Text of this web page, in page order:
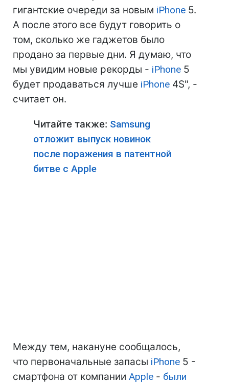
гигантские очереди за новым iPhone 5.
А после этого все будут говорить о
том, сколько же гаджетов было
продано за первые дни. Я думаю, что
мы увидим новые рекорды - iPhone 5
будет продаваться лучше iPhone 4S", -
считает он.
Читайте также: Samsung
отложит выпуск новинок
после поражения в патентной
битве с Apple
Между тем, накануне сообщалось,
что первоначальные запасы iPhone 5 -
смартфона от компании Apple - были